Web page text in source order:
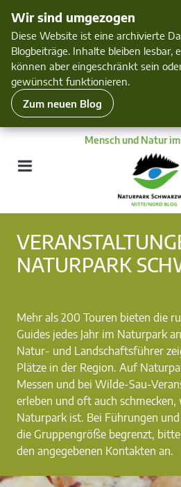
Wir sind umgezogen
Diese Website ist eine archivierte
Blogbeiträge. Inhalte bleiben lesbar,
können aber eingeschränkt sein
gewünscht funktionieren.
Zum neuen Blog
Mensch und Natur
NATURPARK
Mehr als 200 Touren bieten die
Guides jedes Jahr im Naturpark
Natur- und Landschaftsführer
Plätze in der Region. Auf
Messen und bei Wilde-Sau-
erleben und oft auch
Naturpark ist. Bei Führungen
die Gruppengröße begrenzt,
den angegebenen Kontakten an.